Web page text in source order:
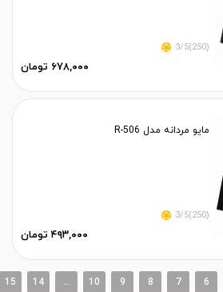
(250)3/5
۶۷۸,۰۰۰ تومان
مایو مردانه مدل R-506
(250)3/5
۴۹۳,۰۰۰ تومان
6
7
8
9
10
...
14
15